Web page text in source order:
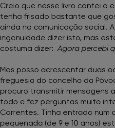
Creio que nesse livro contei o
tenha frisado bastante que
ainda na comunicação social.
ingenuidade dizer isto, mas
costuma dizer:Agora percebi
Mas posso acrescentar duas
freguesia do concelho da
procuro transmitir mensagens
todo e fez perguntas muito
Correntes. Tinha entrado num
pequenada (de 9 e 10 anos)